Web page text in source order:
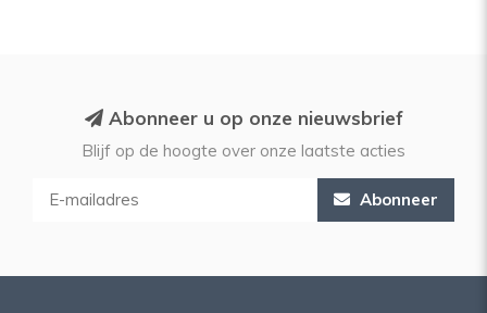
Abonneer u op onze nieuwsbrief
Blijf op de hoogte over onze laatste acties
Abonneer